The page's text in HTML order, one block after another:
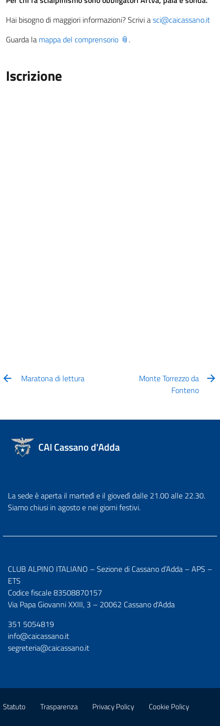
Hai bisogno di maggiori informazioni? Scrivi asci@caicassano.it
Guarda la mappa del comprensorio .
Iscrizione
Maratona di lettura
Monte Torrezzo da
Fonteno
CAI Cassano d'Adda
La sede è aperta il martedì e il giovedì dalle 21.00 alle 22.30.
Siamo chiusi in agosto e nei giorni festivi.
CLUB ALPINO ITALIANO – Sezione di Cassano d’Adda – APS –
ETS
Codice fiscale 83508870157
Via Papa Giovanni XXIII, 3 – 20062 Cassano d'Adda
351 5054819
info@caicassano.it
segreteria@caicassano.it
Statuto Trasparenza Privacy Policy Cookie Policy